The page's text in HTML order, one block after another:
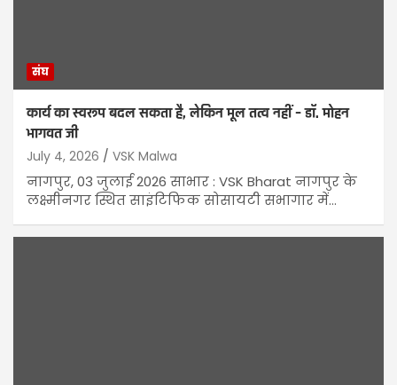
संघ
कार्य का स्वरूप बदल सकता है, लेकिन मूल तत्व नहीं – डॉ. मोहन
भागवत जी
July 4, 2026 VSK Malwa
नागपुर, 03 जुलाई 2026 साभार : VSK Bharat नागपुर के
लक्ष्मीनगर स्थित साइंटिफिक सोसायटी सभागार में…